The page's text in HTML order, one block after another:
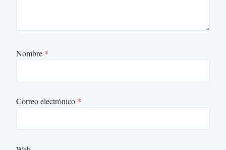
Nombre *
Correo electrónico *